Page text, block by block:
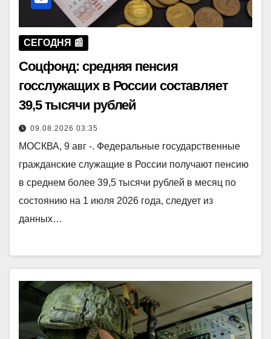
СЕГОДНЯ 📰
Соцфонд: средняя пенсия
госслужащих в России составляет
39,5 тысячи рублей
09.08.2026 03:35
МОСКВА, 9 авг -. Федеральные государственные
гражданские служащие в России получают пенсию
в среднем более 39,5 тысячи рублей в месяц по
состоянию на 1 июля 2026 года, следует из
данных…